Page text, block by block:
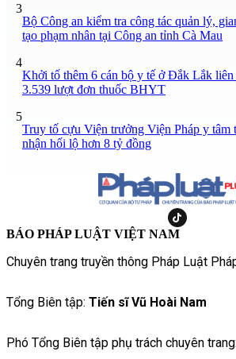
3
Bộ Công an kiểm tra công tác quản lý,
tạo phạm nhân tại Công an tỉnh Cà Mau
4
Khởi tố thêm 6 cán bộ y tế ở Đắk Lắk
3.539 lượt đơn thuốc BHYT
5
Truy tố cựu Viện trưởng Viện Pháp y tâm
nhận hối lộ hơn 8 tỷ đồng
BÁO PHÁP LUẬT VIỆT NAM
Chuyên trang truyền thông Pháp Luật
Tổng Biên tập: Tiến sĩ Vũ Hoài Nam
Phó Tổng Biên tập phụ trách chuyên trang: